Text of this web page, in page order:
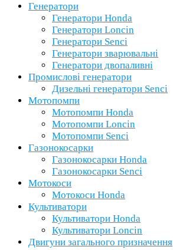
Генератори
Генератори Honda
Генератори Loncin
Генератори Senci
Генератори зварювальні
Генератори двопаливні
Промислові генератори
Дизельні генератори Senci
Мотопомпи
Мотопомпи Honda
Мотопомпи Loncin
Мотопомпи Senci
Газонокосарки
Газонокосарки Honda
Газонокосарки Senci
Мотокоси
Мотокоси Honda
Культиватори
Культиватори Honda
Культиватори Loncin
Двигуни загального призначення